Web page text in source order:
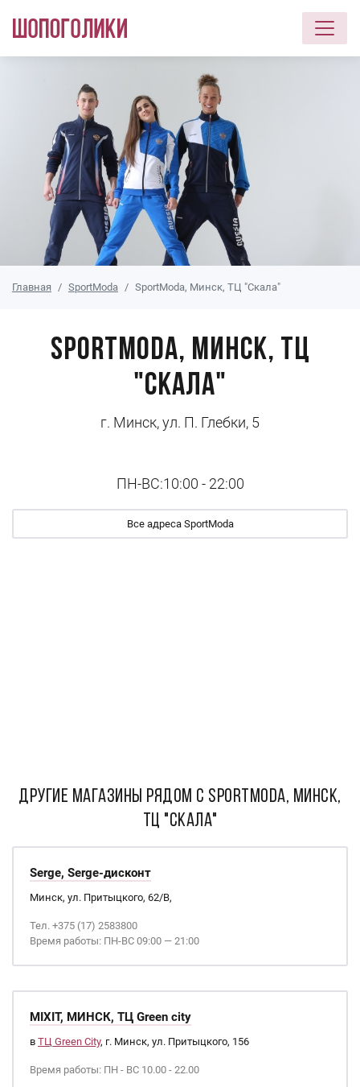
Главная SportModa SportModa, Минск, ТЦ "Скала"
SportModa, Минск, ТЦ
"Скала"
г. Минск, ул. П. Глебки, 5
ПН-ВС:10:00 - 22:00
Все адреса SportModa
ДРУГИЕ МАГАЗИНЫ РЯДОМ С SportModa, Минск,
ТЦ "Скала"
Serge, Serge-дисконт
Минск, ул. Притыцкого, 62/В,
Тел. +375 (17) 2583800
Время работы: ПН-ВС 09:00 — 21:00
MIXIT, МИНСК, ТЦ Green city
в ТЦ Green City, г. Минск, ул. Притыцкого, 156
Время работы: ПН - ВС 10.00 - 22.00